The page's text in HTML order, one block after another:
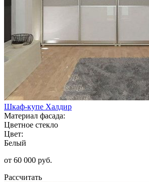
Шкаф-купе Халдир
Материал фасада:
Цветное стекло
Цвет:
Белый
от 60 000 руб.
Рассчитать